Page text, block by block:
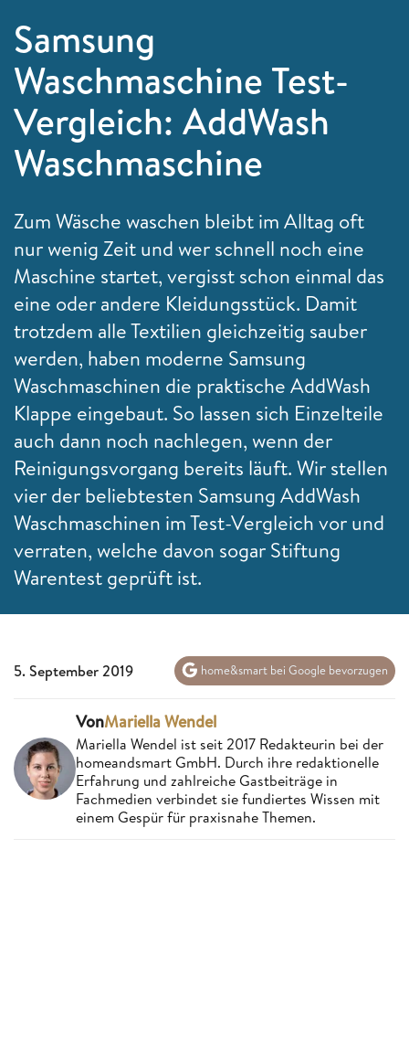
Samsung
Waschmaschine Test-
Vergleich: AddWash
Waschmaschine
Zum Wäsche waschen bleibt im Alltag oft
nur wenig Zeit und wer schnell noch eine
Maschine startet, vergisst schon einmal das
eine oder andere Kleidungsstück. Damit
trotzdem alle Textilien gleichzeitig sauber
werden, haben moderne Samsung
Waschmaschinen die praktische AddWash
Klappe eingebaut. So lassen sich Einzelteile
auch dann noch nachlegen, wenn der
Reinigungsvorgang bereits läuft. Wir stellen
vier der beliebtesten Samsung AddWash
Waschmaschinen im Test-Vergleich vor und
verraten, welche davon sogar Stiftung
Warentest geprüft ist.
5. September 2019 home&smart bei Google bevorzugen
VonMariella Wendel
Mariella Wendel ist seit 2017 Redakteurin bei der
homeandsmart GmbH. Durch ihre redaktionelle
Erfahrung und zahlreiche Gastbeiträge in
Fachmedien verbindet sie fundiertes Wissen mit
einem Gespür für praxisnahe Themen.